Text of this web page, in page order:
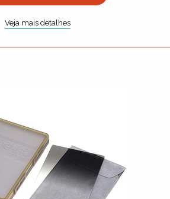
Veja mais detalhes